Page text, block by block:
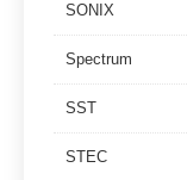
SONIX
Spectrum
SST
STEC